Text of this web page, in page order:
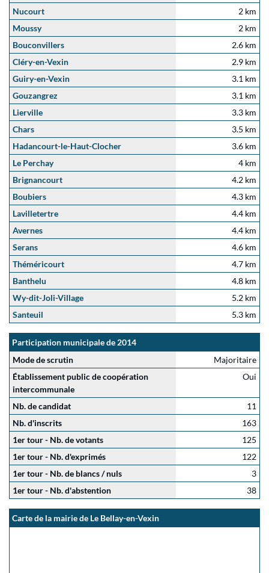
Nucourt
2 km
Moussy
2 km
Bouconvillers
2.6 km
Cléry-en-Vexin
2.9 km
Guiry-en-Vexin
3.1 km
Gouzangrez
3.1 km
Lierville
3.3 km
Chars
3.5 km
Hadancourt-le-Haut-Clocher
3.6 km
Le Perchay
4 km
Brignancourt
4.2 km
Boubiers
4.3 km
Lavilletertre
4.4 km
Avernes
4.4 km
Serans
4.6 km
Théméricourt
4.7 km
Banthelu
4.8 km
Wy-dit-Joli-Village
5.2 km
Santeuil
5.3 km
Participation municipale de 2014
Mode de scrutin
Majoritaire
Établissement public de coopération
intercommunale
Oui
Nb. de candidat
11
Nb. d'inscrits
163
1er tour - Nb. de votants
125
1er tour - Nb. d'exprimés
122
1er tour - Nb. de blancs / nuls
3
1er tour - Nb. d'abstention
38
Carte de la mairie de Le Bellay-en-Vexin